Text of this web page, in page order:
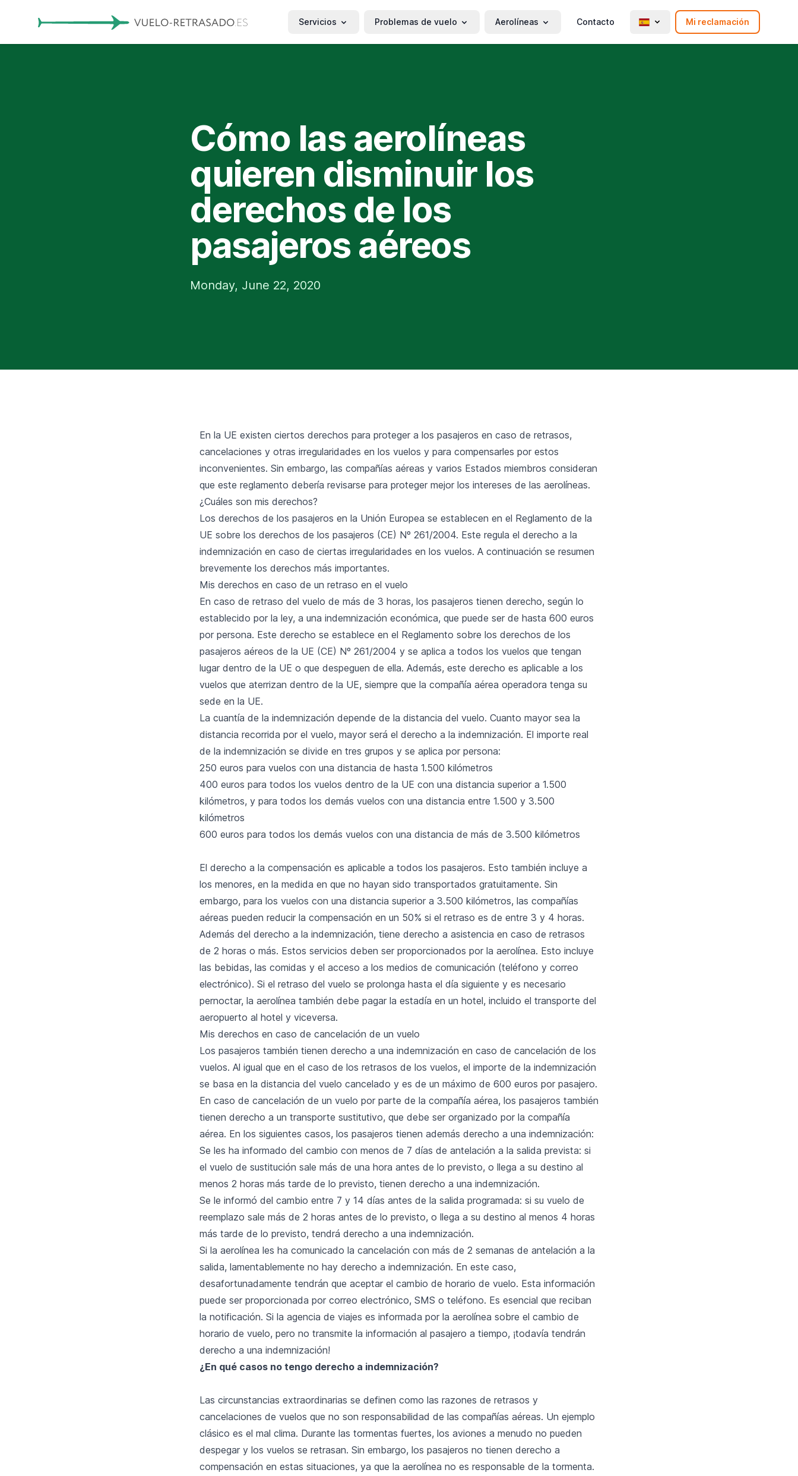
Servicios Problemas de vuelo Aerolíneas Contacto Mi reclamación
Cómo las aerolíneas
quieren disminuir los
derechos de los
pasajeros aéreos
Monday, June 22, 2020
En la UE existen ciertos derechos para proteger a los pasajeros en caso de retrasos,
cancelaciones y otras irregularidades en los vuelos y para compensarles por estos
inconvenientes. Sin embargo, las compañías aéreas y varios Estados miembros consideran
que este reglamento debería revisarse para proteger mejor los intereses de las aerolíneas.
¿Cuáles son mis derechos?
Los derechos de los pasajeros en la Unión Europea se establecen en el Reglamento de la
UE sobre los derechos de los pasajeros (CE) Nº 261/2004. Este regula el derecho a la
indemnización en caso de ciertas irregularidades en los vuelos. A continuación se resumen
brevemente los derechos más importantes.
Mis derechos en caso de un retraso en el vuelo
En caso de retraso del vuelo de más de 3 horas, los pasajeros tienen derecho, según lo
establecido por la ley, a una indemnización económica, que puede ser de hasta 600 euros
por persona. Este derecho se establece en el Reglamento sobre los derechos de los
pasajeros aéreos de la UE (CE) Nº 261/2004 y se aplica a todos los vuelos que tengan
lugar dentro de la UE o que despeguen de ella. Además, este derecho es aplicable a los
vuelos que aterrizan dentro de la UE, siempre que la compañía aérea operadora tenga su
sede en la UE.
La cuantía de la indemnización depende de la distancia del vuelo. Cuanto mayor sea la
distancia recorrida por el vuelo, mayor será el derecho a la indemnización. El importe real
de la indemnización se divide en tres grupos y se aplica por persona:
250 euros para vuelos con una distancia de hasta 1.500 kilómetros
400 euros para todos los vuelos dentro de la UE con una distancia superior a 1.500
kilómetros, y para todos los demás vuelos con una distancia entre 1.500 y 3.500
kilómetros
600 euros para todos los demás vuelos con una distancia de más de 3.500 kilómetros
El derecho a la compensación es aplicable a todos los pasajeros. Esto también incluye a
los menores, en la medida en que no hayan sido transportados gratuitamente. Sin
embargo, para los vuelos con una distancia superior a 3.500 kilómetros, las compañías
aéreas pueden reducir la compensación en un 50% si el retraso es de entre 3 y 4 horas.
Además del derecho a la indemnización, tiene derecho a asistencia en caso de retrasos
de 2 horas o más. Estos servicios deben ser proporcionados por la aerolínea. Esto incluye
las bebidas, las comidas y el acceso a los medios de comunicación (teléfono y correo
electrónico). Si el retraso del vuelo se prolonga hasta el día siguiente y es necesario
pernoctar, la aerolínea también debe pagar la estadía en un hotel, incluido el transporte del
aeropuerto al hotel y viceversa.
Mis derechos en caso de cancelación de un vuelo
Los pasajeros también tienen derecho a una indemnización en caso de cancelación de los
vuelos. Al igual que en el caso de los retrasos de los vuelos, el importe de la indemnización
se basa en la distancia del vuelo cancelado y es de un máximo de 600 euros por pasajero.
En caso de cancelación de un vuelo por parte de la compañía aérea, los pasajeros también
tienen derecho a un transporte sustitutivo, que debe ser organizado por la compañía
aérea. En los siguientes casos, los pasajeros tienen además derecho a una indemnización:
Se les ha informado del cambio con menos de 7 días de antelación a la salida prevista: si
el vuelo de sustitución sale más de una hora antes de lo previsto, o llega a su destino al
menos 2 horas más tarde de lo previsto, tienen derecho a una indemnización.
Se le informó del cambio entre 7 y 14 días antes de la salida programada: si su vuelo de
reemplazo sale más de 2 horas antes de lo previsto, o llega a su destino al menos 4 horas
más tarde de lo previsto, tendrá derecho a una indemnización.
Si la aerolínea les ha comunicado la cancelación con más de 2 semanas de antelación a la
salida, lamentablemente no hay derecho a indemnización. En este caso,
desafortunadamente tendrán que aceptar el cambio de horario de vuelo. Esta información
puede ser proporcionada por correo electrónico, SMS o teléfono. Es esencial que reciban
la notificación. Si la agencia de viajes es informada por la aerolínea sobre el cambio de
horario de vuelo, pero no transmite la información al pasajero a tiempo, ¡todavía tendrán
derecho a una indemnización!
¿En qué casos no tengo derecho a indemnización?
Las circunstancias extraordinarias se definen como las razones de retrasos y
cancelaciones de vuelos que no son responsabilidad de las compañías aéreas. Un ejemplo
clásico es el mal clima. Durante las tormentas fuertes, los aviones a menudo no pueden
despegar y los vuelos se retrasan. Sin embargo, los pasajeros no tienen derecho a
compensación en estas situaciones, ya que la aerolínea no es responsable de la tormenta.